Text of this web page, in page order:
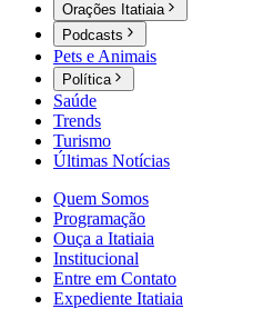
Orações Itatiaia
Podcasts
Pets e Animais
Política
Saúde
Trends
Turismo
Últimas Notícias
Quem Somos
Programação
Ouça a Itatiaia
Institucional
Entre em Contato
Expediente Itatiaia